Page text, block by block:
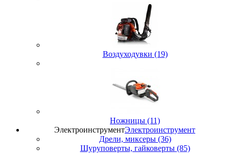
Воздуходувки (19)
Ножницы (11)
ЭлектроинструментЭлектроинструмент
Дрели, миксеры (36)
Шуруповерты, гайковерты (85)